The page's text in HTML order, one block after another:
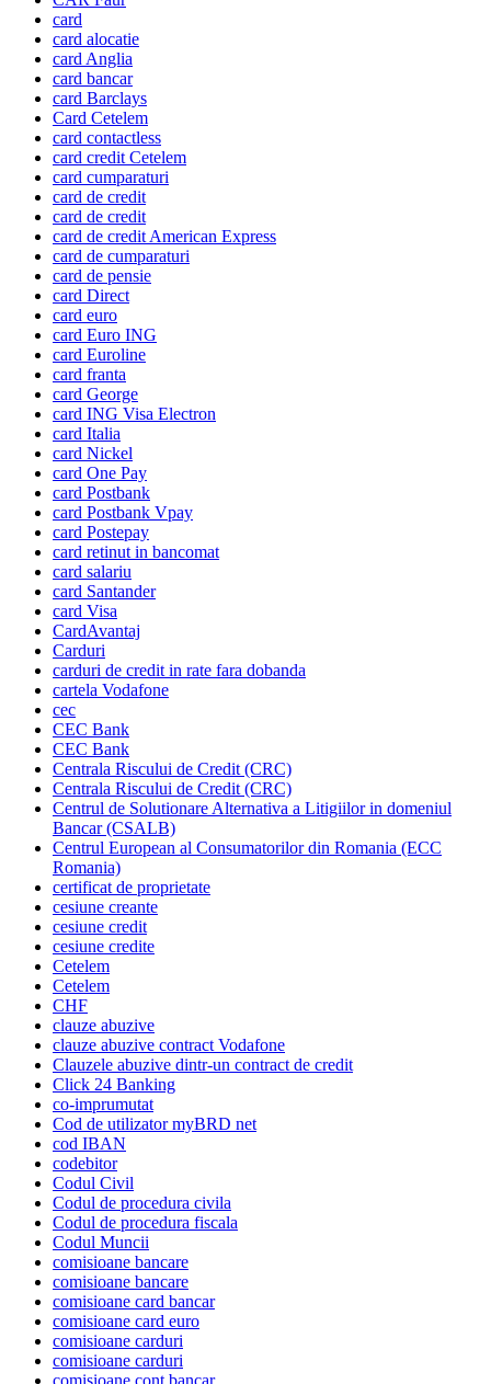
card
card alocatie
card Anglia
card bancar
card Barclays
Card Cetelem
card contactless
card credit Cetelem
card cumparaturi
card de credit
card de credit
card de credit American Express
card de cumparaturi
card de pensie
card Direct
card euro
card Euro ING
card Euroline
card franta
card George
card ING Visa Electron
card Italia
card Nickel
card One Pay
card Postbank
card Postbank Vpay
card Postepay
card retinut in bancomat
card salariu
card Santander
card Visa
CardAvantaj
Carduri
carduri de credit in rate fara dobanda
cartela Vodafone
cec
CEC Bank
CEC Bank
Centrala Riscului de Credit (CRC)
Centrala Riscului de Credit (CRC)
Centrul de Solutionare Alternativa a Litigiilor in domeniul
Bancar (CSALB)
Centrul European al Consumatorilor din Romania (ECC
Romania)
certificat de proprietate
cesiune creante
cesiune credit
cesiune credite
Cetelem
Cetelem
CHF
clauze abuzive
clauze abuzive contract Vodafone
Clauzele abuzive dintr-un contract de credit
Click 24 Banking
co-imprumutat
Cod de utilizator myBRD net
cod IBAN
codebitor
Codul Civil
Codul de procedura civila
Codul de procedura fiscala
Codul Muncii
comisioane bancare
comisioane bancare
comisioane card bancar
comisioane card euro
comisioane carduri
comisioane carduri